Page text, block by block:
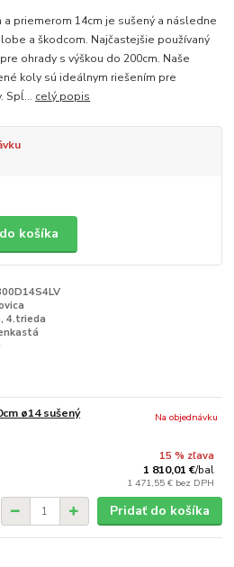
priemerom 14cm je sušený a následne
a škodcom. Najčastejšie používaný
ohrady s výškou do 200cm. Naše
koly sú ideálnym riešením pre
Spĺ... celý popis
košíka
4.trieda
ø14 sušený
15 % zľava
1 810,01 €/bal
1 471,55 € bez DPH
Na objednávku
Pridať do košíka